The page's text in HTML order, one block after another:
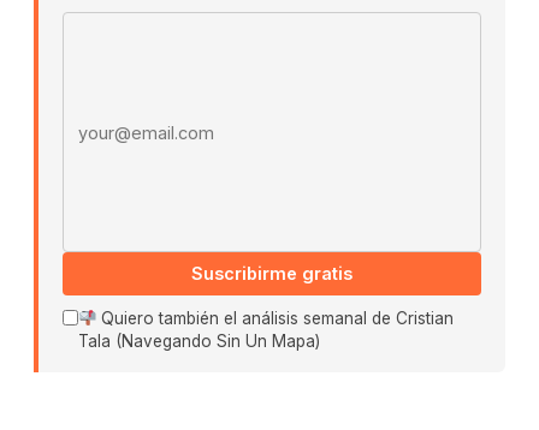
Suscribirme gratis
Quiero también el análisis semanal de Cristian
Tala (Navegando Sin Un Mapa)